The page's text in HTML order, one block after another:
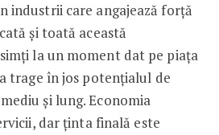
industrii care angajează forță
și toată această
la un moment dat pe piața
trage în jos potențialul de
și lung. Economia
dar ținta finală este